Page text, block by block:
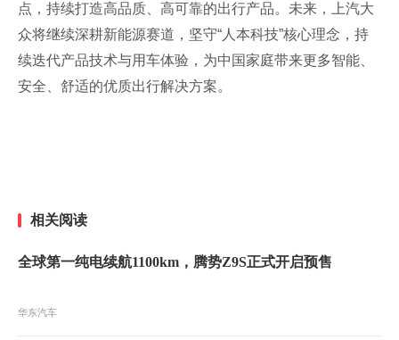
点，持续打造高品质、高可靠的出行产品。未来，上汽大
众将继续深耕新能源赛道，坚守“人本科技”核心理念，持
续迭代产品技术与用车体验，为中国家庭带来更多智能、
安全、舒适的优质出行解决方案。
相关阅读
全球第一纯电续航1100km，腾势Z9S正式开启预售
华东汽车